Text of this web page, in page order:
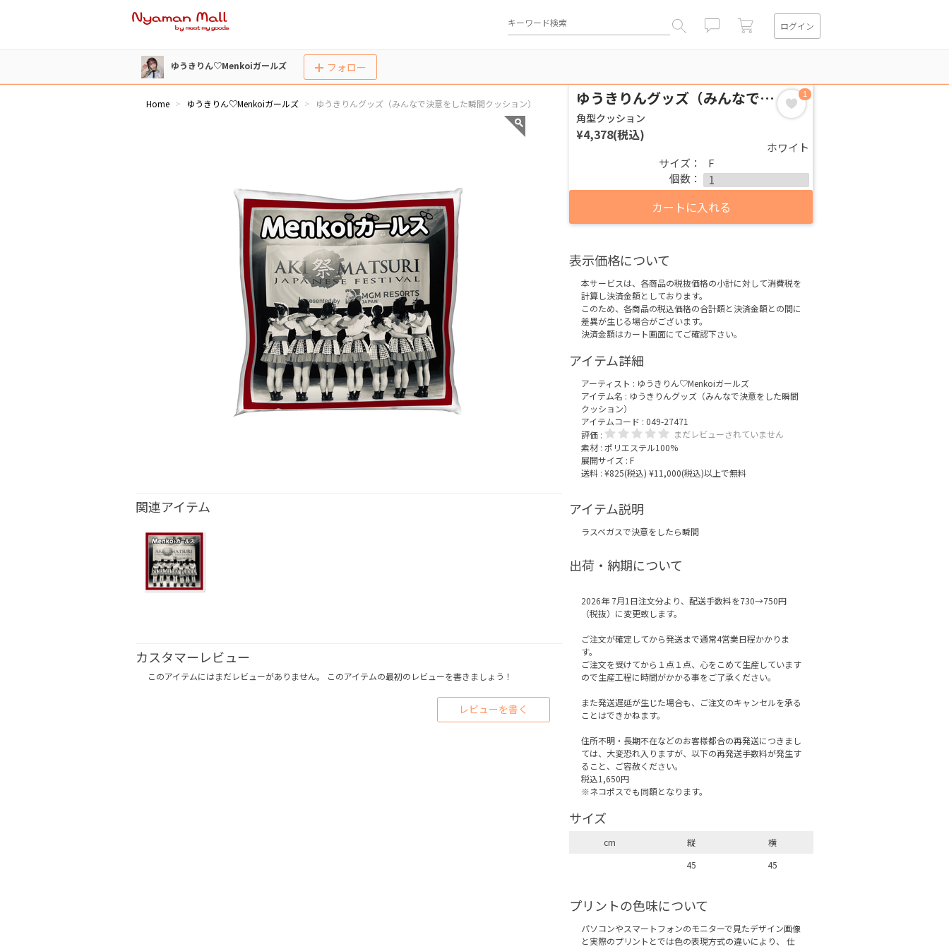
ログイン
ゆうきりん♡Menkoiガールズ
フォロー
ゆうきりんグッズ（みんなで決意をした瞬間クッション）
角型クッション
¥4,378(税込)
1
ホワイト
サイズ：
F
個数：
カートに入れる
Home ゆうきりん♡Menkoiガールズ ゆうきりんグッズ（みんなで決意をした瞬間クッション）
関連アイテム
表示価格について
本サービスは、各商品の税抜価格の小計に対して消費税を
計算し決済金額としております。
このため、各商品の税込価格の合計額と決済金額との間に
差異が生じる場合がございます。
決済金額はカート画面にてご確認下さい。
アイテム詳細
アーティスト : ゆうきりん♡Menkoiガールズ
アイテム名 : ゆうきりんグッズ（みんなで決意をした瞬間
クッション）
アイテムコード : 049-27471
評価 :
まだレビューされていません
素材 : ポリエステル100%
展開サイズ : F
送料 : ¥825(税込) ¥11,000(税込)以上で無料
アイテム説明
ラスベガスで決意をしたら瞬間
出荷・納期について
2026年 7月1日注文分より、配送手数料を730→750円
（税抜）に変更致します。
ご注文が確定してから発送まで通常4営業日程かかりま
す。
ご注文を受けてから１点１点、心をこめて生産しています
ので生産工程に時間がかかる事をご了承ください。
また発送遅延が生じた場合も、ご注文のキャンセルを承る
ことはできかねます。
住所不明・長期不在などのお客様都合の再発送につきまし
ては、大変恐れ入りますが、以下の再発送手数料が発生す
ること、ご容赦ください。
税込1,650円
※ネコポスでも同額となります。
サイズ
cm 縦
横
45
45
プリントの色味について
パソコンやスマートフォンのモニターで見たデザイン画像
と実際のプリントとでは色の表現方式の違いにより、 仕
カスタマーレビュー
このアイテムにはまだレビューがありません。 このアイテムの最初のレビューを書きましょう！
レビューを書く